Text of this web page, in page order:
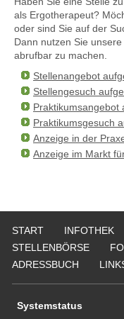
als Ergotherapeut?
oder sind Sie auf der
Dann nutzen Sie
abrufbar zu machen.
Stellenangebot
Stellengesuch
Praktikumsangebot
Praktikumsgesuch
Anzeige in der
Anzeige im Markt
START INFOTHEK
STELLENBÖRSE
ADRESSBUCH
Systemstatus